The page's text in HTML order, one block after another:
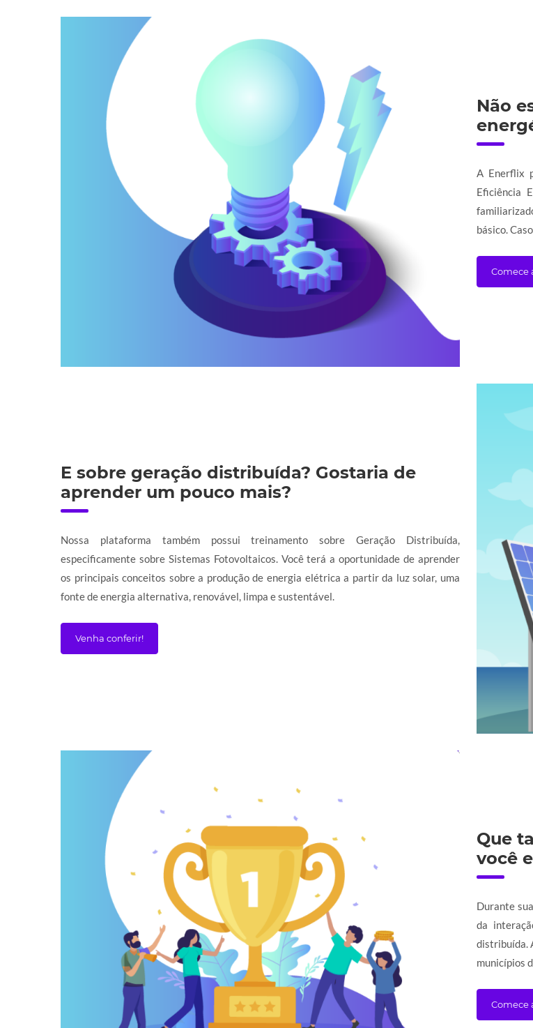
Não
A Enerflix
Eficiência
básico.
Comece
E sobre geração distribuída? Gostaria de
aprender um pouco mais?
Nossa plataforma também possui treinamento sobre Geração Distribuída,
especificamente sobre Sistemas Fotovoltaicos. Você terá a oportunidade de aprender
os principais conceitos sobre a produção de energia elétrica a partir da luz solar, uma
fonte de energia alternativa, renovável, limpa e sustentável.
Venha conferir!
Que
você
Durante
da
distribuída.
municípios
Comece